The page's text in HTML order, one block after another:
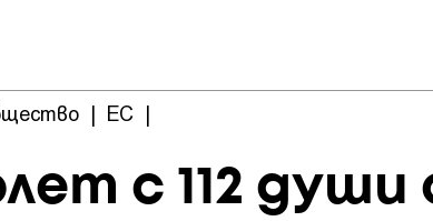
| ЕС |
с 112 души